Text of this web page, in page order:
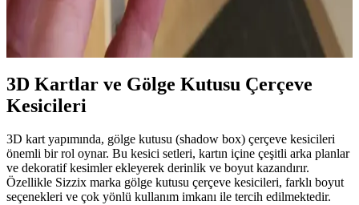
Penny slider ve spinner kartlar, hareketli mekanizmalarla interaktif
deneyim sunar. Malzeme alternatifleri, Snap and Spin mekanizması
ve estetik detaylar tasarım sürecinde önemli rol oynar.
3D Kartlar ve Gölge Kutusu Çerçeve
Kesicileri
3D kart yapımında, gölge kutusu (shadow box) çerçeve kesicileri
önemli bir rol oynar. Bu kesici setleri, kartın içine çeşitli arka planlar
ve dekoratif kesimler ekleyerek derinlik ve boyut kazandırır.
Özellikle Sizzix marka gölge kutusu çerçeve kesicileri, farklı boyut
seçenekleri ve çok yönlü kullanım imkanı ile tercih edilmektedir.